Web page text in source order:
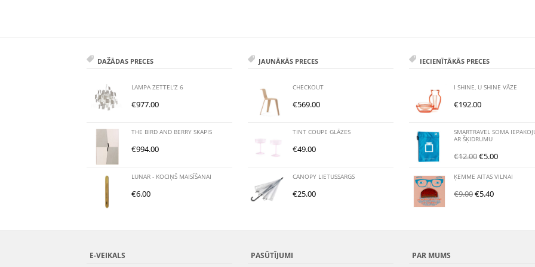
DAŽĀDAS PRECES
LAMPA ZETTEL'Z 6
€977.00
THE BIRD AND BERRY SKAPIS
€994.00
LUNAR - KOCIŅŠ MAISĪŠANAI
€6.00
JAUNĀKĀS PRECES
CHECKOUT
€569.00
TINT COUPE GLĀZES
€49.00
CANOPY LIETUSSARGS
€25.00
IECIENĪTĀKĀS PRECES
I SHINE, U SHINE VĀZE
€192.00
SMARTRAVEL SOMA
AR ŠĶIDRUMU
€12.00€5.00
ĶEMME AITAS VILNAI
€9.00€5.40
E-VEIKALS PASŪTĪJUMI PAR MUMS